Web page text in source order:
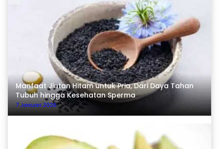
Manfaat Jintan Hitam untuk Pria, Dari Daya Tahan
Tubuh hingga Kesehatan Sperma
7 Januari 2026